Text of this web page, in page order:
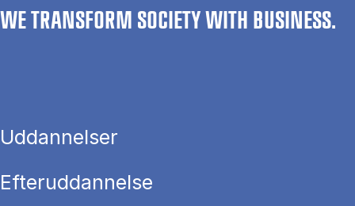
WE TRANSFORM SOCIETY WITH BUSINESS.
Uddannelser
Efteruddannelse